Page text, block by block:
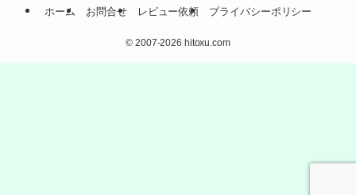
ホーム お問合せ レビュー依頼 プライバシーポリシー
© 2007-2026 hitoxu.com